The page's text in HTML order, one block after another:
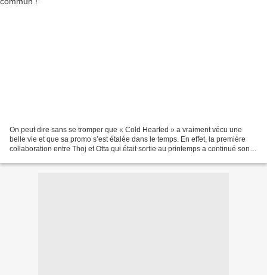
On peut dire sans se tromper que « Cold Hearted » a vraiment vécu une
belle vie et que sa promo s’est étalée dans le temps. En effet, la première
collaboration entre Thoj et Otta qui était sortie au printemps a continué son